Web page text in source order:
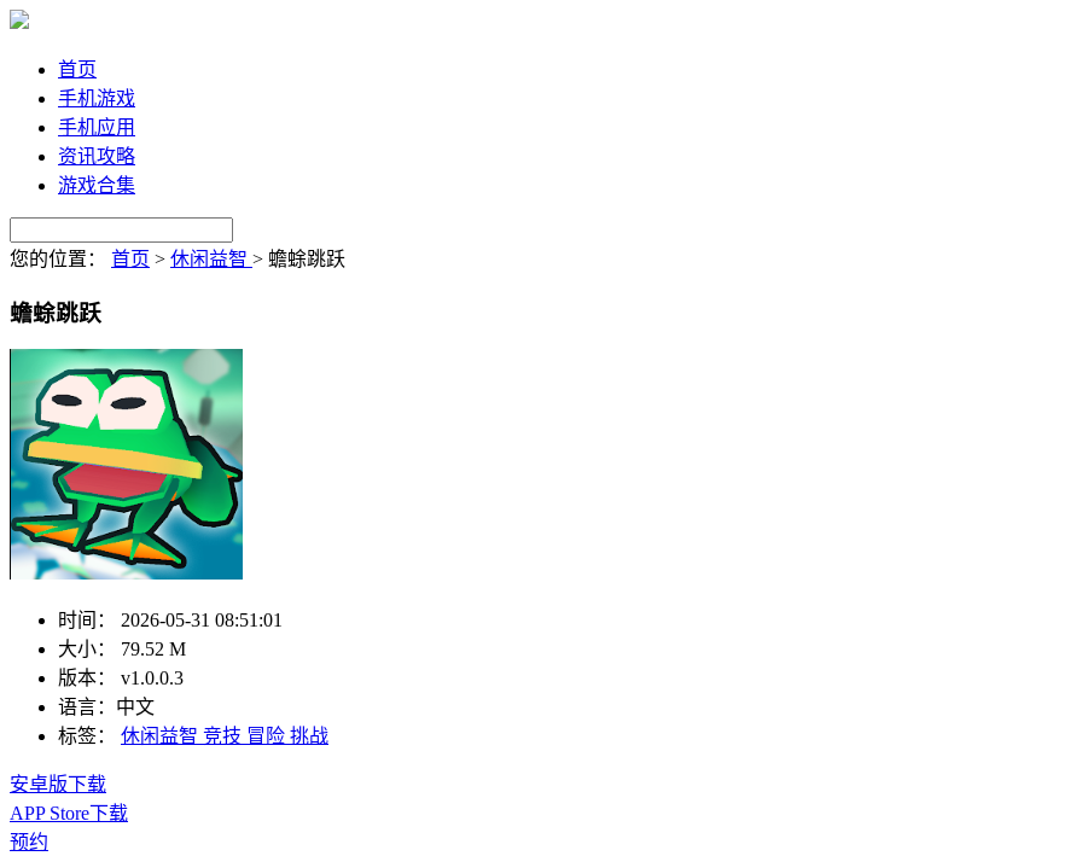
首页
手机游戏
手机应用
资讯攻略
游戏合集
您的位置： 首页 > 休闲益智 > 蟾蜍跳跃
蟾蜍跳跃
时间：
2026-05-31 08:51:01
大小：
79.52 M
版本：
v1.0.0.3
语言： 中文
标签：
休闲益智 竞技 冒险 挑战
安卓版下载
APP Store下载
预约